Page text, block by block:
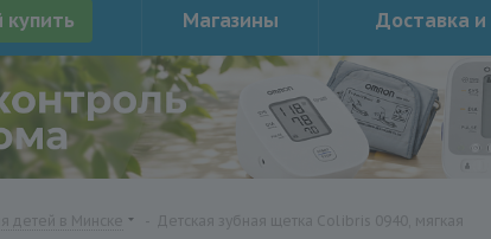
купить Магазины Доставка и